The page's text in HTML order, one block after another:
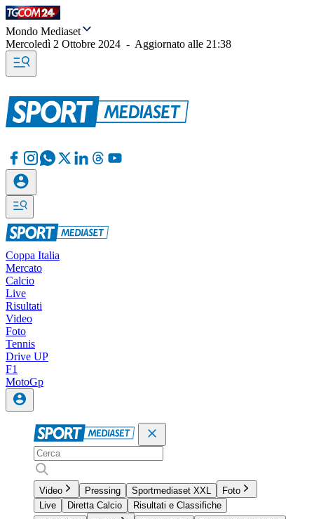
Mondo Mediaset
Mercoledì 2 Ottobre 2024 - Aggiornato alle 21:38
Coppa Italia
Mercato
Calcio
Live
Risultati
Video
Foto
Tennis
Drive UP
F1
MotoGp
Video Pressing Sportmediaset XXL
Foto
Live
Diretta Calcio
Risultati e Classifiche